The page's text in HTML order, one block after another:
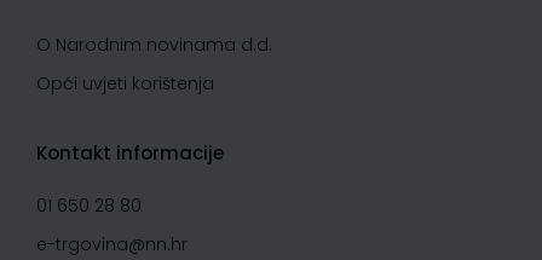
O Narodnim novinama d.d.
Opći uvjeti korištenja
Kontakt informacije
01 650 28 80
e-trgovina@nn.hr